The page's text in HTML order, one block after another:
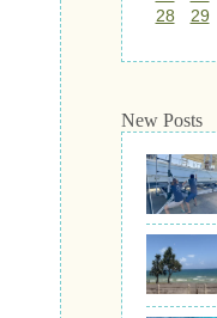
28
29
New Posts